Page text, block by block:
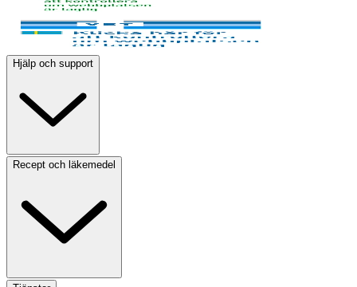
Hjälp och support
Recept och läkemedel